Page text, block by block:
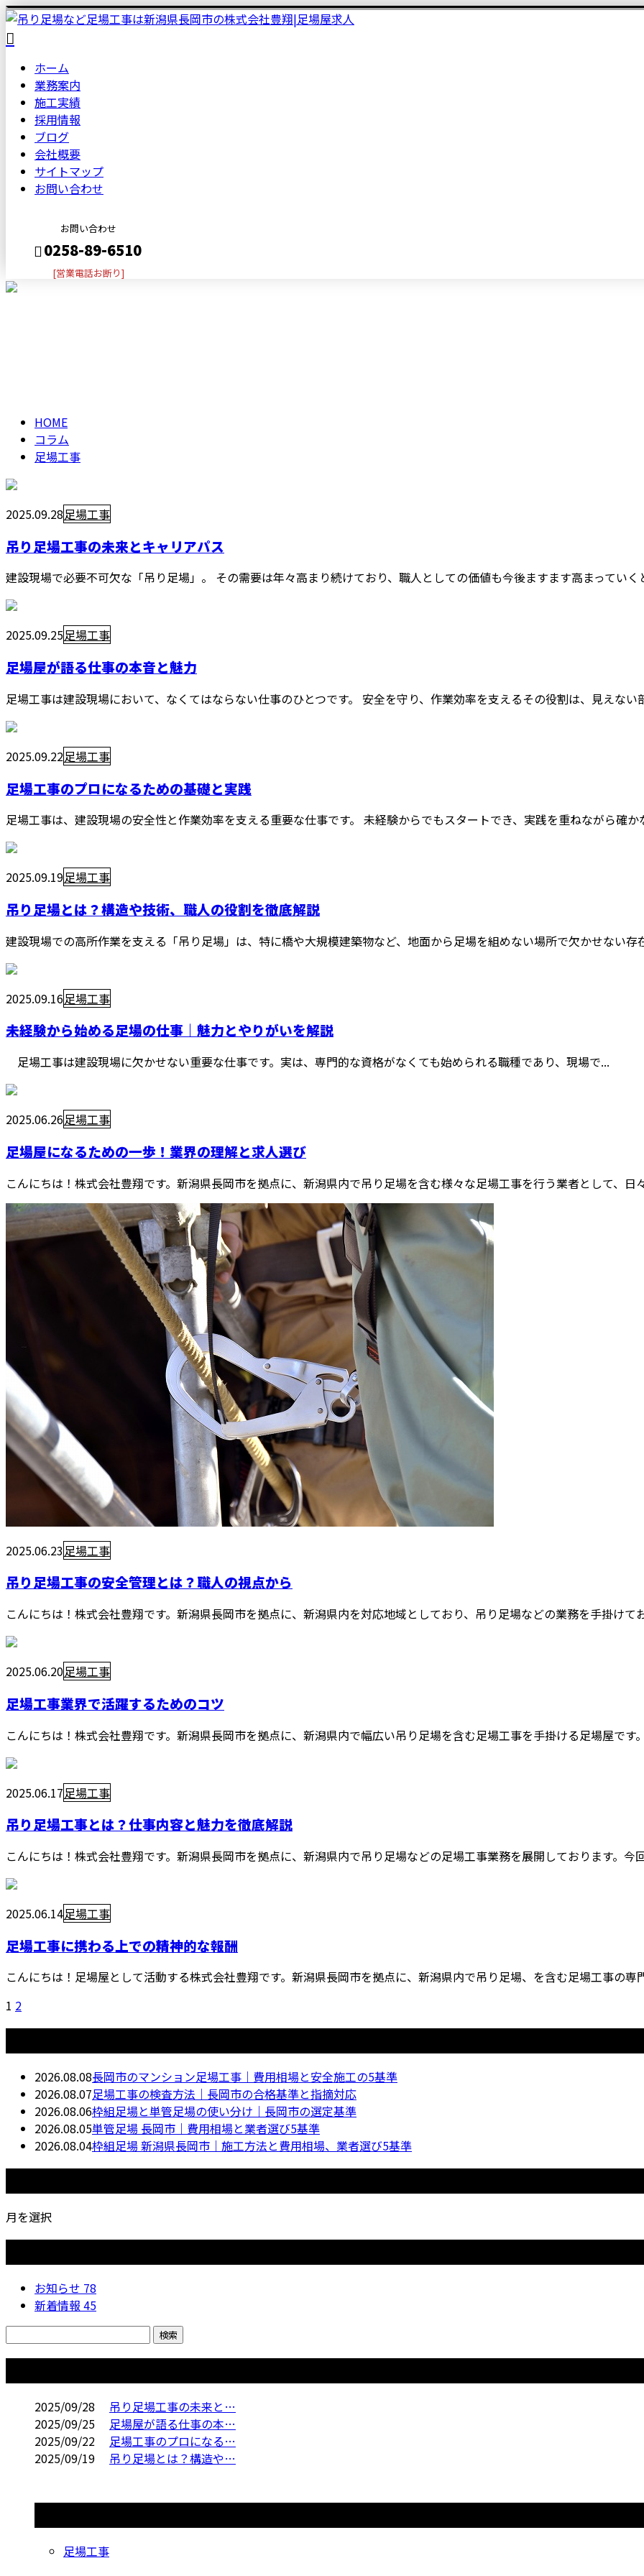
ホーム
業務案内
施工実績
採用情報
ブログ
会社概要
サイトマップ
お問い合わせ
お問い合わせ
0258-89-6510
[営業電話お断り]
HOME
コラム
足場工事
2025.09.28足場工事
吊り足場工事の未来とキャリアパス
建設現場で必要不可欠な「吊り足場」。 その需要は年々高まり続けており、職人としての価値も今後ますます高まっていく
2025.09.25足場工事
足場屋が語る仕事の本音と魅力
足場工事は建設現場において、なくてはならない仕事のひとつです。 安全を守り、作業効率を支えるその役割は、見えない
2025.09.22足場工事
足場工事のプロになるための基礎と実践
足場工事は、建設現場の安全性と作業効率を支える重要な仕事です。 未経験からでもスタートでき、実践を重ねながら確か
2025.09.19足場工事
吊り足場とは？構造や技術、職人の役割を徹底解説
建設現場での高所作業を支える「吊り足場」は、特に橋や大規模建築物など、地面から足場を組めない場所で欠かせない存
2025.09.16足場工事
未経験から始める足場の仕事｜魅力とやりがいを解説
足場工事は建設現場に欠かせない重要な仕事です。実は、専門的な資格がなくても始められる職種であり、現場で...
2025.06.26足場工事
足場屋になるための一歩！業界の理解と求人選び
こんにちは！株式会社豊翔です。新潟県長岡市を拠点に、新潟県内で吊り足場を含む様々な足場工事を行う業者として、日
2025.06.23足場工事
吊り足場工事の安全管理とは？職人の視点から
こんにちは！株式会社豊翔です。新潟県長岡市を拠点に、新潟県内を対応地域としており、吊り足場などの業務を手掛けて
2025.06.20足場工事
足場工事業界で活躍するためのコツ
こんにちは！株式会社豊翔です。新潟県長岡市を拠点に、新潟県内で幅広い吊り足場を含む足場工事を手掛ける足場屋です
2025.06.17足場工事
吊り足場工事とは？仕事内容と魅力を徹底解説
こんにちは！株式会社豊翔です。新潟県長岡市を拠点に、新潟県内で吊り足場などの足場工事業務を展開しております。今
2025.06.14足場工事
足場工事に携わる上での精神的な報酬
こんにちは！足場屋として活動する株式会社豊翔です。新潟県長岡市を拠点に、新潟県内で吊り足場、を含む足場工事の専
1 2
2026.08.08長岡市のマンション足場工事｜費用相場と安全施工の5基準
2026.08.07足場工事の検査方法｜長岡市の合格基準と指摘対応
2026.08.06枠組足場と単管足場の使い分け｜長岡市の選定基準
2026.08.05単管足場 長岡市｜費用相場と業者選び5基準
2026.08.04枠組足場 新潟県長岡市｜施工方法と費用相場、業者選び5基準
月を選択
お知らせ 78
新着情報 45
2025/09/28
吊り足場工事の未来と…
2025/09/25
足場屋が語る仕事の本…
2025/09/22
足場工事のプロになる…
2025/09/19
吊り足場とは？構造や…
足場工事